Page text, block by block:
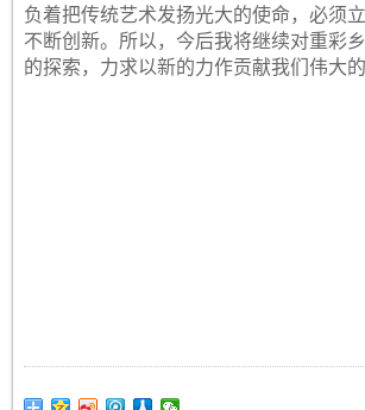
负着把传统艺术发扬光大的使命，必须
不断创新。所以，今后我将继续对重彩
的探索，力求以新的力作贡献我们伟大的